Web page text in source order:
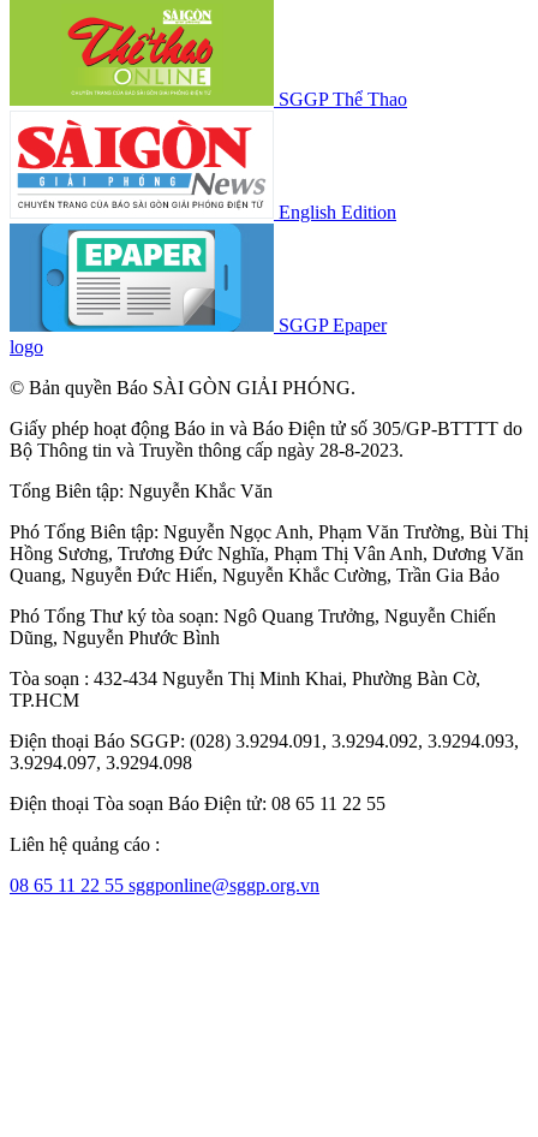
SGGP Thể Thao
English Edition
SGGP Epaper
logo
© Bản quyền Báo SÀI GÒN GIẢI PHÓNG.
Giấy phép hoạt động Báo in và Báo Điện tử số 305/GP-BTTTT do
Bộ Thông tin và Truyền thông cấp ngày 28-8-2023.
Tổng Biên tập: Nguyễn Khắc Văn
Phó Tổng Biên tập: Nguyễn Ngọc Anh, Phạm Văn Trường, Bùi Thị
Hồng Sương, Trương Đức Nghĩa, Phạm Thị Vân Anh, Dương Văn
Quang, Nguyễn Đức Hiển, Nguyễn Khắc Cường, Trần Gia Bảo
Phó Tổng Thư ký tòa soạn: Ngô Quang Trưởng, Nguyễn Chiến
Dũng, Nguyễn Phước Bình
Tòa soạn : 432-434 Nguyễn Thị Minh Khai, Phường Bàn Cờ,
TP.HCM
Điện thoại Báo SGGP: (028) 3.9294.091, 3.9294.092, 3.9294.093,
3.9294.097, 3.9294.098
Điện thoại Tòa soạn Báo Điện tử: 08 65 11 22 55
Liên hệ quảng cáo :
08 65 11 22 55 sggponline@sggp.org.vn